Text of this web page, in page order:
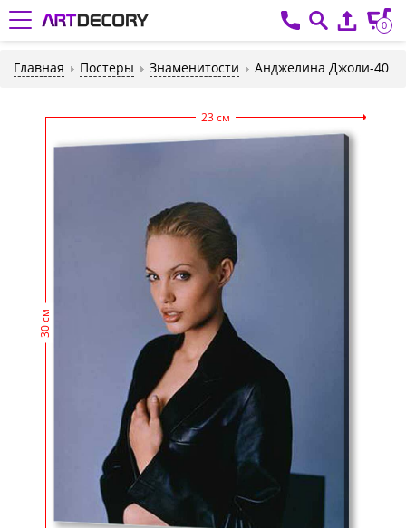
0
Главная Постеры Знаменитости Анджелина Джоли-40
23 см
30 см